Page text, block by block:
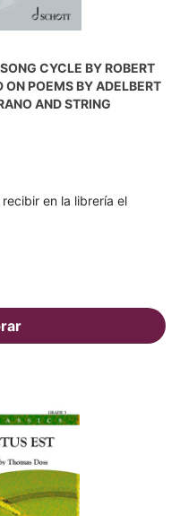
CYCLE BY ROBERT
POEMS BY ADELBERT
AND STRING
en la librería el